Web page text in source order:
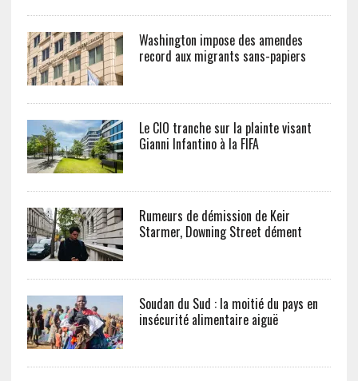
Washington impose des amendes
record aux migrants sans-papiers
Le CIO tranche sur la plainte visant
Gianni Infantino à la FIFA
Rumeurs de démission de Keir
Starmer, Downing Street dément
Soudan du Sud : la moitié du pays en
insécurité alimentaire aiguë